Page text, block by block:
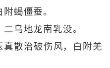
僵蚕。
地龙南乳没。
治破伤风，白附羌